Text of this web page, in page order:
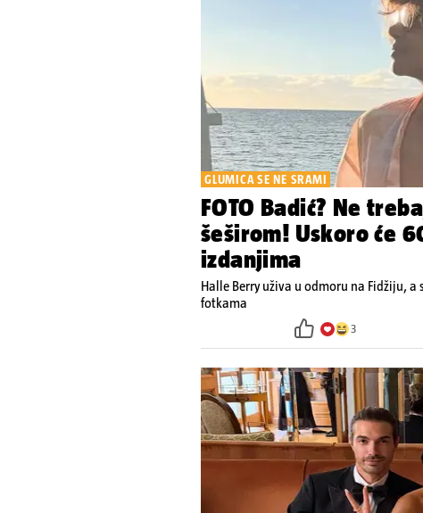
GLUMICA SE NE SRAMI
FOTO Badić? Ne
šeširom! Uskoro će
izdanjima
Halle Berry uživa u odmoru na Fidžiju,
fotkama
3